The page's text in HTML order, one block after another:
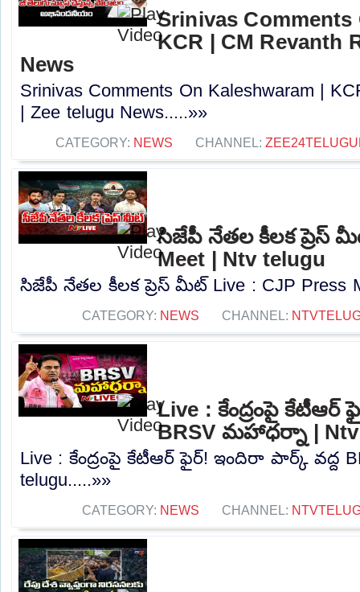
Srinivas Comments
KCR | CM Revanth
News
Srinivas Comments On Kaleshwaram |
| Zee telugu News.....»»
CATEGORY: NEWS CHANNEL:
సిజేపీ నేతల కీలక ప్రెస్
Meet | Ntv telugu
సిజేపీ నేతల కీలక ప్రెస్ మీట్ Live : CJP Press
CATEGORY: NEWS CHANNEL:
Live : కేంద్రంపై కేటీఆర్
BRSV మహాధర్నా |
Live : కేంద్రంపై కేటీఆర్ ఫైర్! ఇందిరా పార్క్ వద్ద
telugu.....»»
CATEGORY: NEWS CHANNEL: